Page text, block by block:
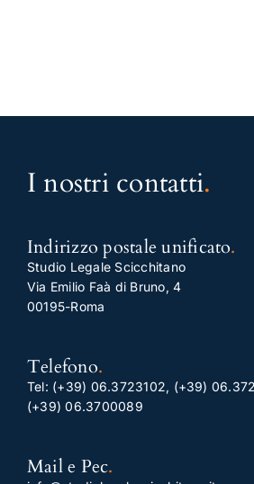
I nostri contatti.
Indirizzo postale unificato.
Studio Legale Scicchitano
Via Emilio Faà di Bruno, 4
00195-Roma
Telefono.
Tel: (+39) 06.3723102, (+39)
(+39) 06.3700089
Mail e Pec.